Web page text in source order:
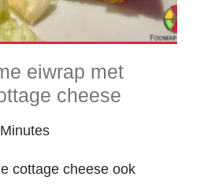
eiwrap met
cheese
cottage cheese ook